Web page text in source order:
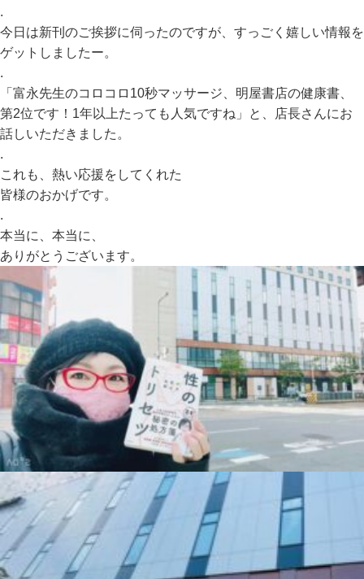
.
今日は新刊のご挨拶に伺ったのですが、すっごく嬉しい情報を
ゲットしましたー。
.
「富永先生のコロコロ10秒マッサージ、明屋書店の健康書、
第2位です！1年以上たっても人気ですね」と、店長さんにお
話しいただきました。
.
これも、熱い応援をしてくれた
皆様のおかげです。
.
本当に、本当に、
ありがとうございます。